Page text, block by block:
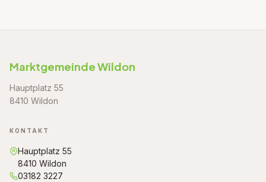
Marktgemeinde Wildon
Hauptplatz 55
8410 Wildon
KONTAKT
Hauptplatz 55
8410 Wildon
03182 3227